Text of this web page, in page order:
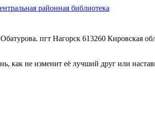
районная библиотека
пгт Нагорск 613260 Кировская
как не изменит её лучший друг или